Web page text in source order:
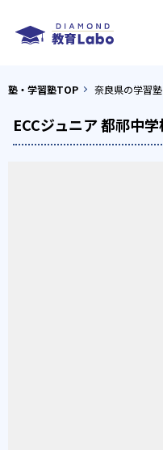
塾・学習塾TOP 奈良県の学習塾
ECCジュニア 都祁中